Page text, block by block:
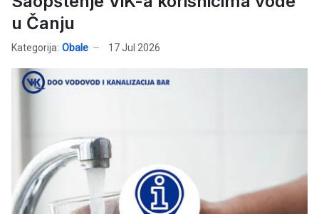
u Čanju
Kategorija: Obale 17 Jul 2026